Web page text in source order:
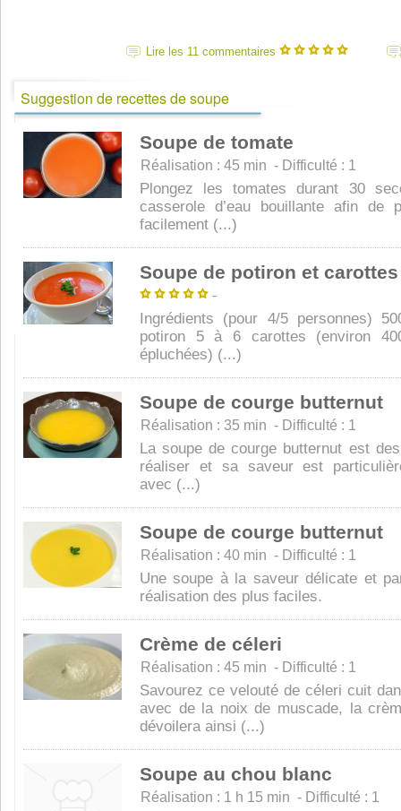
Lire les 11 commentaires
Suggestion de recettes de soupe
Soupe de tomate
Réalisation : 45 min - Difficulté : 1
Plongez les tomates durant 30
casserole d’eau bouillante afin de
facilement (...)
Soupe de potiron et carottes
-
Ingrédients (pour 4/5 personnes)
potiron 5 à 6 carottes (environ
épluchées) (...)
Soupe de courge butternut
Réalisation : 35 min - Difficulté : 1
La soupe de courge butternut est
réaliser et sa saveur est
avec (...)
Soupe de courge butternut
Réalisation : 40 min - Difficulté : 1
Une soupe à la saveur délicate et
réalisation des plus faciles.
Crème de céleri
Réalisation : 45 min - Difficulté : 1
Savourez ce velouté de céleri cuit
avec de la noix de muscade, la
dévoilera ainsi (...)
Soupe au chou blanc
Réalisation : 1 h 15 min - Difficulté : 1